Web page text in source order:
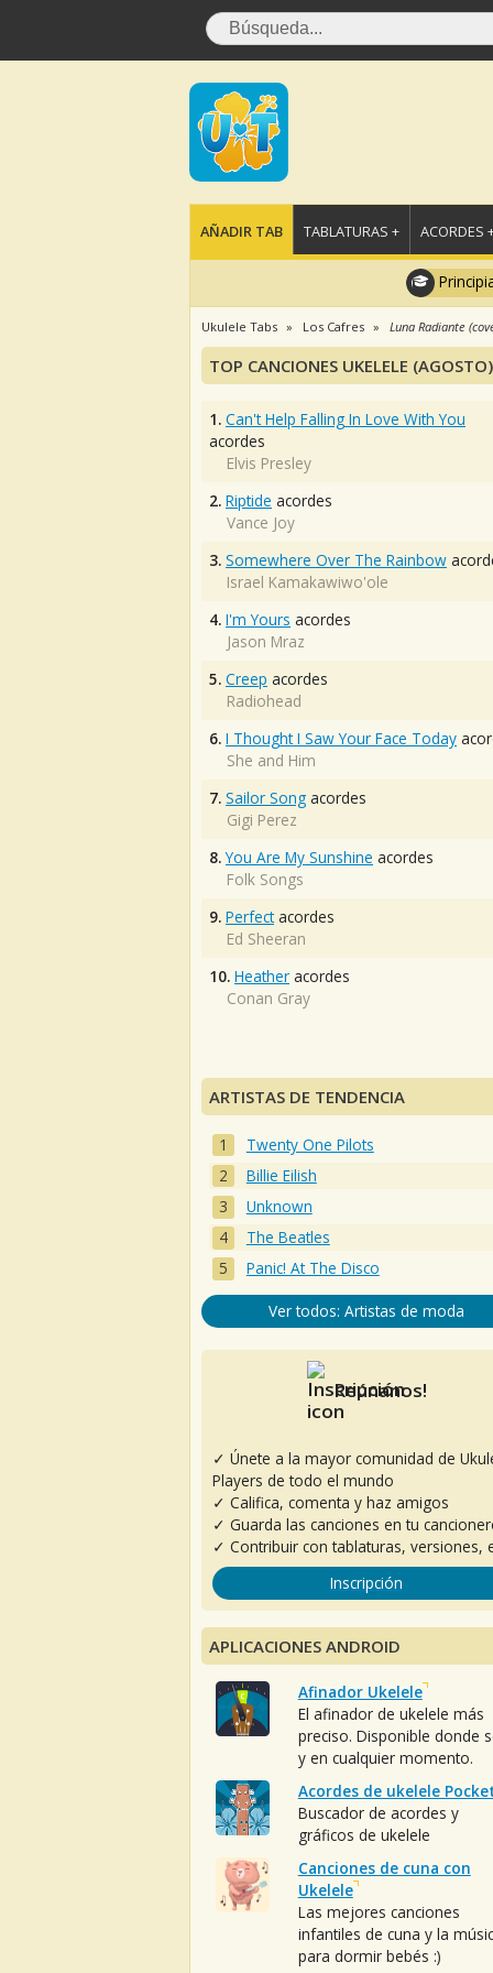
AÑADIR TAB TABLATURAS + ACORDES
Ukulele Tabs Los Cafres Luna Radiante
TOP CANCIONES UKELELE (AGOSTO)
1. Can't Help Falling In Love With You
acordes
Elvis Presley
2. Riptide acordes
Vance Joy
3. Somewhere Over The Rainbow
Israel Kamakawiwo'ole
4. I'm Yours acordes
Jason Mraz
5. Creep acordes
Radiohead
6. I Thought I Saw Your Face Today
She and Him
7. Sailor Song acordes
Gigi Perez
8. You Are My Sunshine acordes
Folk Songs
9. Perfectacordes
Ed Sheeran
10. Heather acordes
Conan Gray
ARTISTAS DE TENDENCIA
Twenty One Pilots
Billie Eilish
Unknown
The Beatles
Panic! At The Disco
Ver todos: Artistas de moda
Reúnanos!
✓ Únete a la mayor comunidad de
Players de todo el mundo
✓ Califica, comenta y haz amigos
✓ Guarda las canciones en tu
✓ Contribuir con tablaturas, versiones,
Inscripción
APLICACIONES ANDROID
Afinador Ukelele
El afinador de ukelele más
preciso. Disponible donde
y en cualquier momento.
Acordes de ukelele
Buscador de acordes y
gráficos de ukelele
Canciones de cuna con
Ukelele
Las mejores canciones
infantiles de cuna y la
para dormir bebés :)